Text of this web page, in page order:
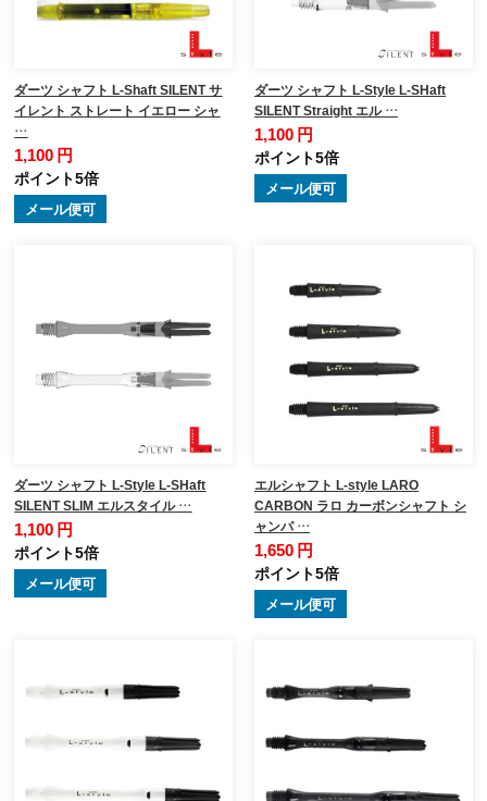
ダーツ シャフト L-Shaft SILENT サ
イレント ストレート イエロー シャ
…
1,100 円
ポイント5倍
メール便可
ダーツ シャフト L-Style L-SHaft
SILENT Straight エル …
1,100 円
ポイント5倍
メール便可
ダーツ シャフト L-Style L-SHaft
SILENT SLIM エルスタイル …
1,100 円
ポイント5倍
メール便可
エルシャフト L-style LARO
CARBON ラロ カーボンシャフト シ
ャンパ …
1,650 円
ポイント5倍
メール便可